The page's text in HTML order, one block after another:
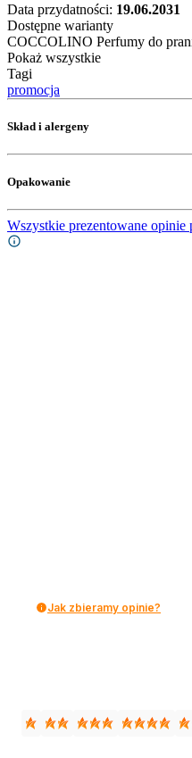
Data przydatności: 19.06.2031
Dostępne warianty
COCCOLINO Perfumy do
Pokaż wszystkie
Tagi
promocja
Skład i alergeny
Opakowanie
Wszystkie prezentowane
Jak zbieramy opinie?